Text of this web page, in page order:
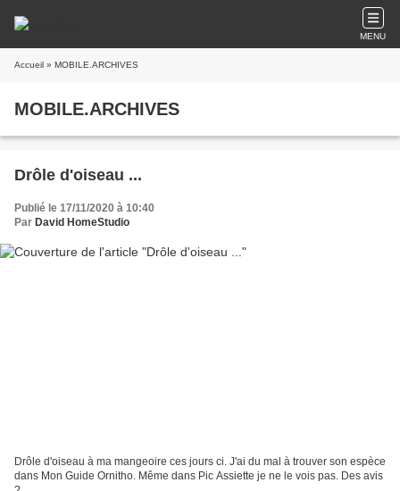
MENU
Accueil » MOBILE.ARCHIVES
MOBILE.ARCHIVES
Drôle d'oiseau ...
Publié le 17/11/2020 à 10:40
Par David HomeStudio
Drôle d'oiseau à ma mangeoire ces jours ci. J'ai du mal à trouver son espèce
dans Mon Guide Ornitho. Même dans Pic Assiette je ne le vois pas. Des avis